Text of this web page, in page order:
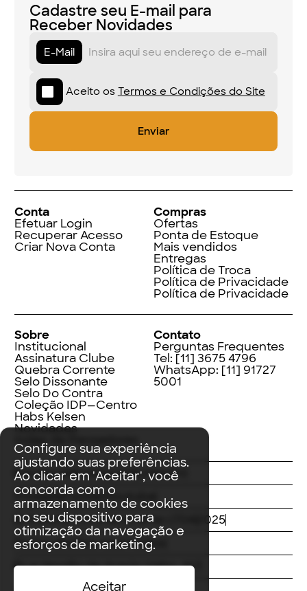
Configure sua experiência
ajustando suas preferências.
Ao clicar em 'Aceitar', você
concorda com o
armazenamento de cookies
no seu dispositivo para
otimização da navegação e
esforços de marketing.
Aceitar
Cadastre seu E-mail para
Receber Novidades
E-Mail
Aceito os Termos e Condições do Site
Conta
Efetuar Login
Recuperar Acesso
Criar Nova Conta
Compras
Ofertas
Ponta de Estoque
Mais vendidos
Entregas
Política de Troca
Política de Privacidade
Política de Privacidade
Sobre
Institucional
Assinatura Clube
Quebra Corrente
Selo Dissonante
Selo Do Contra
Coleção IDP—Centro
Habs Kelsen
Novidades
Index de Pensadores
Contato
Perguntas Frequentes
Tel: [11] 3675 4796
WhatsApp: [11] 91727
5001
FacebookInstagramLinkedIn
ThreadsTwitterYoutube
© Editora Contracorrente LTDA
2025
Todos direitos reservados
Rua Vergílio de Araújo Valim, 167